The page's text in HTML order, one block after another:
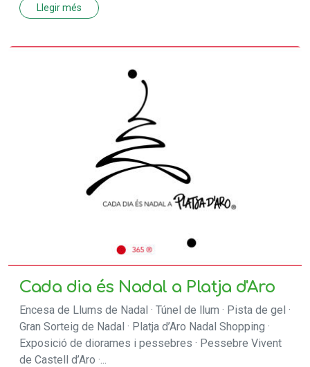
Llegir més
Cada dia és Nadal a Platja d'Aro
Encesa de Llums de Nadal · Túnel de llum · Pista de gel ·
Gran Sorteig de Nadal · Platja d’Aro Nadal Shopping ·
Exposició de diorames i pessebres · Pessebre Vivent
de Castell d’Aro ·...